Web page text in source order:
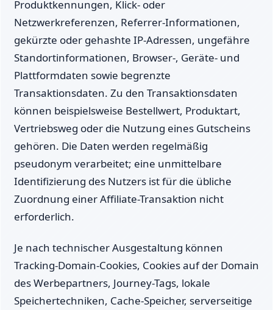
Produktkennungen, Klick- oder
Netzwerkreferenzen, Referrer-Informationen,
gekürzte oder gehashte IP-Adressen, ungefähre
Standortinformationen, Browser-, Geräte- und
Plattformdaten sowie begrenzte
Transaktionsdaten. Zu den Transaktionsdaten
können beispielsweise Bestellwert, Produktart,
Vertriebsweg oder die Nutzung eines Gutscheins
gehören. Die Daten werden regelmäßig
pseudonym verarbeitet; eine unmittelbare
Identifizierung des Nutzers ist für die übliche
Zuordnung einer Affiliate-Transaktion nicht
erforderlich.
Je nach technischer Ausgestaltung können
Tracking-Domain-Cookies, Cookies auf der Domain
des Werbepartners, Journey-Tags, lokale
Speichertechniken, Cache-Speicher, serverseitige